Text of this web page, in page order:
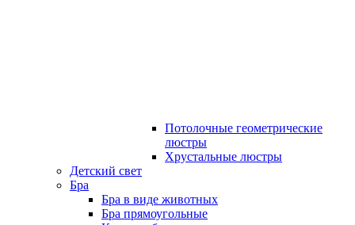
Потолочные геометрические
люстры
Хрустальные люстры
Детский свет
Бра
Бра в виде животных
Бра прямоугольные